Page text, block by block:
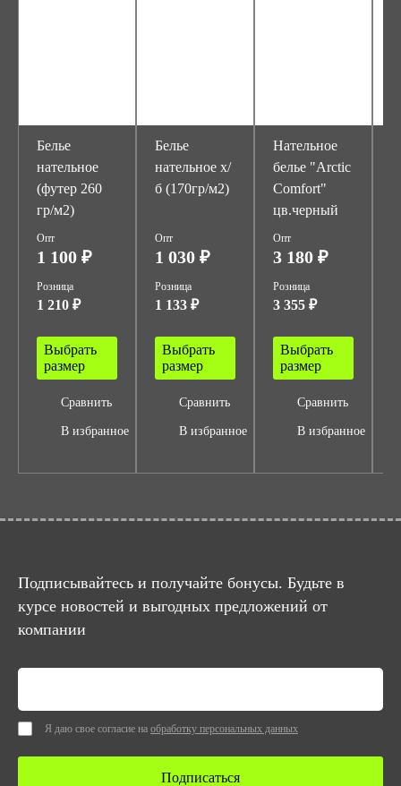
Белье
нательное
(футер 260
гр/м2)
Опт
1 100 ₽
Розница
1 210 ₽
Выбрать
размер
Сравнить
В избранное
Белье
нательное х/
б (170гр/м2)
Опт
1 030 ₽
Розница
1 133 ₽
Выбрать
размер
Сравнить
В избранное
Нательное
белье "Arctic
Comfort"
цв.черный
Опт
3 180 ₽
Розница
3 355 ₽
Выбрать
размер
Сравнить
В избранное
Подписывайтесь и получайте бонусы. Будьте в
курсе новостей и выгодных предложений от
компании
Я даю свое согласие на обработку персональных данных
Подписаться